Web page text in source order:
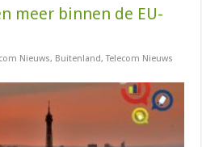
meer binnen de EU-
Nieuws, Buitenland,Telecom Nieuws